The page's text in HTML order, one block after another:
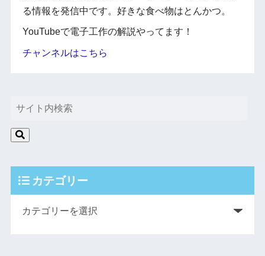
る情報を発信中です。好きな食べ物はとんかつ。
YouTubeで電子工作の解説やってます！
チャンネルはこちら
カテゴリー